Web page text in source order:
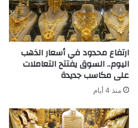
ارتفاع محدود في أسعار الذهب
اليوم.. السوق يفتتح التعاملات
على مكاسب جديدة
منذ 4 أيام